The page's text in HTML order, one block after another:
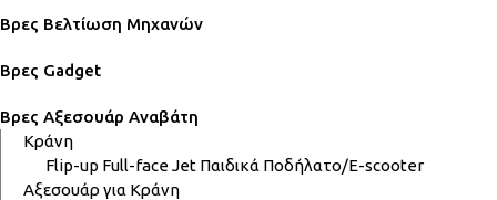
Βρες Βελτίωση Μηχανών
Βρες Gadget
Βρες Αξεσουάρ Αναβάτη
Κράνη
Flip-up Full-faceJet Παιδικά Ποδήλατο/E-scooter
Αξεσουάρ για Κράνη